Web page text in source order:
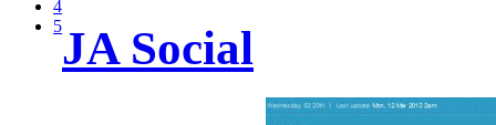
4
5JA Social